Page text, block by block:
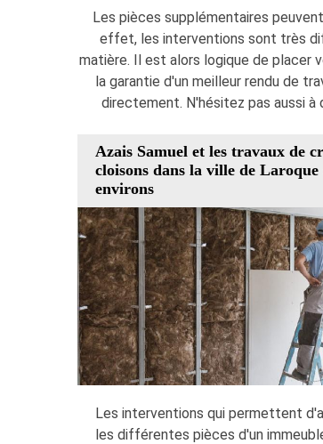
Les pièces supplémentaires
effet, les interventions sont très
matière. Il est alors logique de placer
la garantie d'un meilleur rendu de
directement. N'hésitez pas aussi
Azais Samuel et les travaux de
cloisons dans la ville de Laroque
environs
Les interventions qui permettent
les différentes pièces d'un